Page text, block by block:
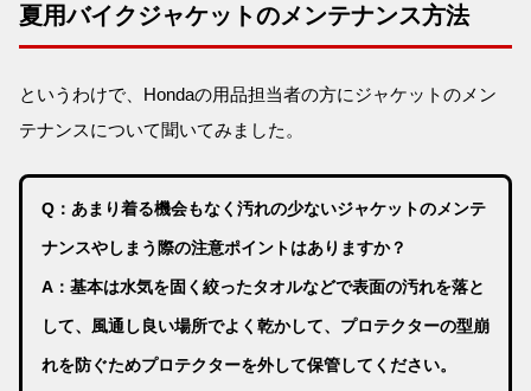
夏用バイクジャケットのメンテナンス方法
というわけで、Hondaの用品担当者の方にジャケットのメン
テナンスについて聞いてみました。
Q：あまり着る機会もなく汚れの少ないジャケットのメンテ
ナンスやしまう際の注意ポイントはありますか？
A：基本は水気を固く絞ったタオルなどで表面の汚れを落と
して、風通し良い場所でよく乾かして、プロテクターの型崩
れを防ぐためプロテクターを外して保管してください。